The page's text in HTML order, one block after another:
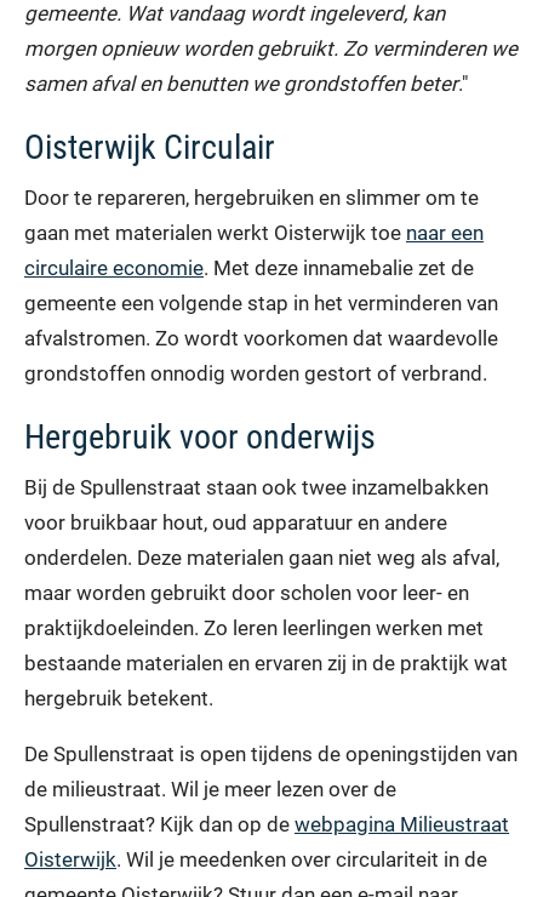
gemeente. Wat vandaag wordt ingeleverd, kan
morgen opnieuw worden gebruikt. Zo verminderen we
samen afval en benutten we grondstoffen beter."
Oisterwijk Circulair
Door te repareren, hergebruiken en slimmer om te
gaan met materialen werkt Oisterwijk toe naar een
circulaire economie. Met deze innamebalie zet de
gemeente een volgende stap in het verminderen van
afvalstromen. Zo wordt voorkomen dat waardevolle
grondstoffen onnodig worden gestort of verbrand.
Hergebruik voor onderwijs
Bij de Spullenstraat staan ook twee inzamelbakken
voor bruikbaar hout, oud apparatuur en andere
onderdelen. Deze materialen gaan niet weg als afval,
maar worden gebruikt door scholen voor leer- en
praktijkdoeleinden. Zo leren leerlingen werken met
bestaande materialen en ervaren zij in de praktijk wat
hergebruik betekent.
De Spullenstraat is open tijdens de openingstijden van
de milieustraat. Wil je meer lezen over de
Spullenstraat? Kijk dan op de webpagina Milieustraat
Oisterwijk. Wil je meedenken over circulariteit in de